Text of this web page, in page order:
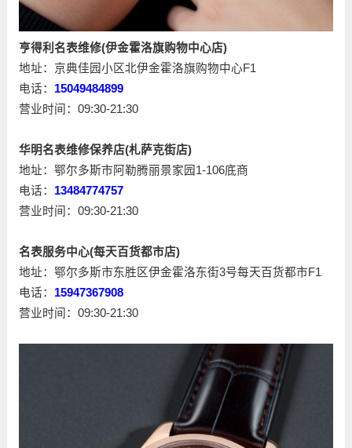
亨得利名表维修(伊金霍洛旗购物中心店)
地址：京典佳园小区北伊金霍洛旗购物中心F1
电话： 15049484899
营业时间：09:30-21:30
华明名表维修保养店(札萨克街店)
地址：鄂尔多斯市阿勒腾丽景家园1-106底商
电话： 13484774757
营业时间：09:30-21:30
名表服务中心(每天百货都市店)
地址：鄂尔多斯市东胜区伊金霍洛东街3号每天百货都市F1
电话： 15947367908
营业时间：09:30-21:30